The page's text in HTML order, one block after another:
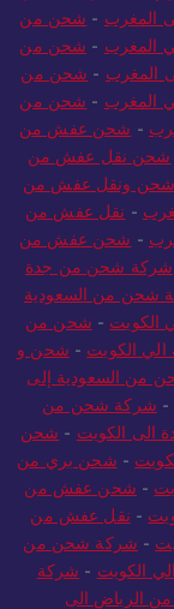
المغرب - شحن
- شحن من
- شحن من
- شحن من
المغرب - شحن من
- شحن عفش من
شحن نقل عفش من
شحن ونقل عفش من
-نقل عفش من
- شحن عفش من
شركة شحن من جدة
شحن من السعودية
الكويت -شحن من
الكويت - شحن و
من السعودية إلى
- شركة شحن من
الكويت
شحن
-شحن بري من
- شحن عفش من
-نقل عفش من
-شركة شحن من
الكويت -